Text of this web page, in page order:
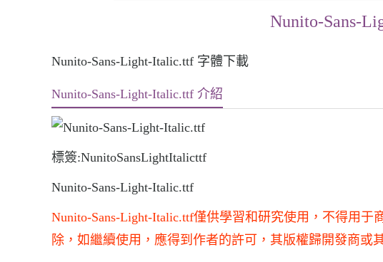
Nunito-Sans-
Nunito-Sans-Light-Italic.ttf 字體下載
Nunito-Sans-Light-Italic.ttf 介紹
標簽:NunitoSansLightItalicttf
Nunito-Sans-Light-Italic.ttf
Nunito-Sans-Light-Italic.ttf僅供學習和研究使用，不得用
除，如繼續使用，應得到作者的許可，其版權歸開發商或